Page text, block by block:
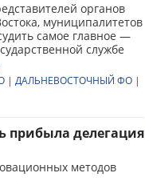
органов
муниципалитетов
самое главное —
службе
| ДАЛЬНЕВОСТОЧНЫЙ ФО |
прибыла делегация
методов